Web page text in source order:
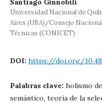
Santiago Ginnobili
Universidad Nacional de
Aires (UBA)/Consejo
Técnicas (CONICET)
DOI: https://doi.org/
Palabras clave: holismo
semántico, teoría de la